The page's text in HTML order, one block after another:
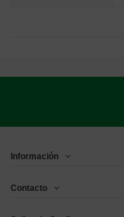
Información
Contacto